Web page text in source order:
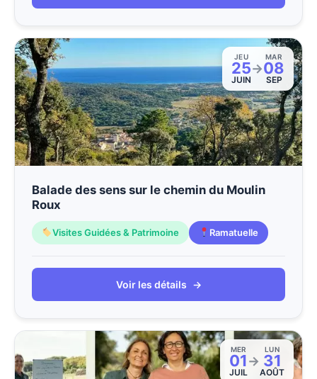
JEU
25
JUIN
→
MAR
08
SEP
Balade des sens sur le chemin du Moulin
Roux
Visites Guidées & Patrimoine Ramatuelle
Voir les détails →
MER
01
JUIL
→
LUN
31
AOÛT